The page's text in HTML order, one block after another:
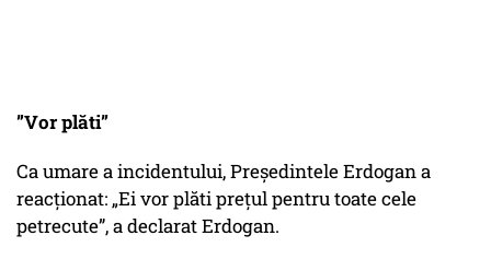
”Vor plăti”
Ca umare a incidentului, Președintele Erdogan a
reacționat: „Ei vor plăti prețul pentru toate cele
petrecute”, a declarat Erdogan.